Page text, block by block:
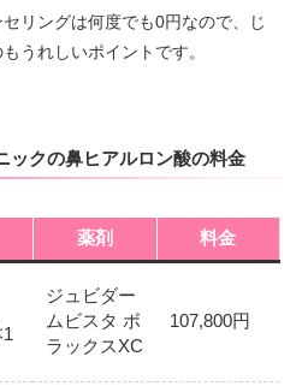
リングは何度でも0円なので、じ
うれしいポイントです。
ックの鼻ヒアルロン酸の料金
薬剤 料金
ジュビダー
ムビスタ ボ
ラックスXC
107,800円